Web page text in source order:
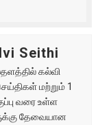
Seithi
கல்வி
மற்றும் 1
வரை உள்ள
தேவையான